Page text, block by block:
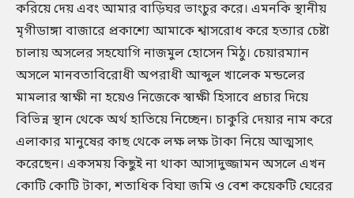
করিয়ে দেয় এবং আমার বাড়িঘর ভাংচুর করে। এমনকি স্থানীয়
মৃগীডাঙ্গা বাজারে প্রকাশ্যে আমাকে শ্বাসরোধ করে হত্যার চেষ্টা
চালায় অসলের সহযোগি নাজমুল হোসেন মিঠু। চেয়ারম্যান
অসলে মানবতাবিরোধী অপরাধী আব্দুল খালেক মন্ডলের
মামলার স্বাক্ষী না হয়েও নিজেকে স্বাক্ষী হিসাবে প্রচার দিয়ে
বিভিন্ন স্থান থেকে অর্থ হাতিয়ে নিচ্ছেন। চাকুরি দেয়ার নাম করে
এলাকার মানুষের কাছ থেকে লক্ষ লক্ষ টাকা নিয়ে আত্মসাৎ
করেছেন। একসময় কিছুই না থাকা আসাদুজ্জামন অসলে এখন
কোটি কোটি টাকা, শতাধিক বিঘা জমি ও বেশ কয়েকটি ঘেরের